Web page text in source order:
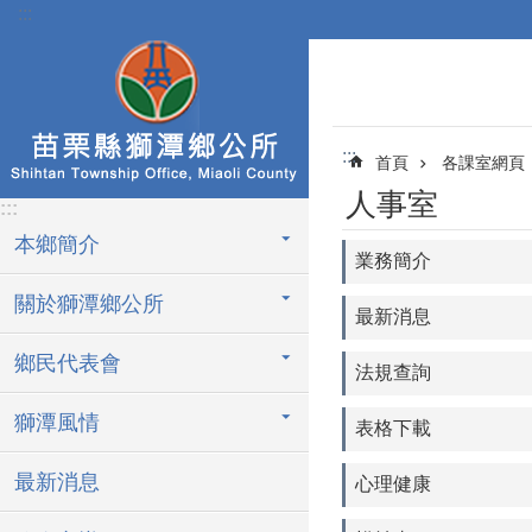
跳到主要內容區塊
:::
:::
本鄉簡介
關於獅潭鄉公所
鄉民代表會
獅潭風情
最新消息
::: 首頁 各課室網頁
人事室
業務簡介
最新消息
法規查詢
表格下載
心理健康